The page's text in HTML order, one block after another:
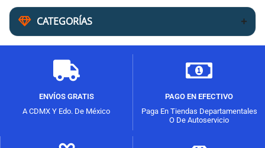
CATEGORÍAS
ENVÍOS GRATIS
A CDMX Y Edo. De México
PAGO EN EFECTIVO
Paga En Tiendas Departamentales
O De Autoservicio